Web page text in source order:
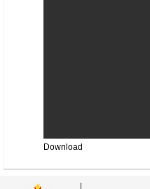
Download